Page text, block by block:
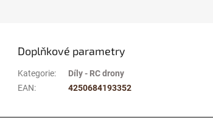
Doplňkové parametry
Kategorie:
Díly - RC drony
EAN: 4250684193352